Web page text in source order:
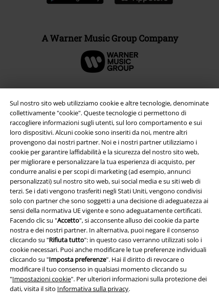
Sul nostro sito web utilizziamo cookie e altre tecnologie, denominate
collettivamente "cookie". Queste tecnologie ci permettono di
raccogliere informazioni sugli utenti, sul loro comportamento e sui
loro dispositivi. Alcuni cookie sono inseriti da noi, mentre altri
provengono dai nostri partner. Noi e i nostri partner utilizziamo i
cookie per garantire laffidabilità e la sicurezza del nostro sito web,
per migliorare e personalizzare la tua esperienza di acquisto, per
condurre analisi e per scopi di marketing (ad esempio, annunci
personalizzati) sul nostro sito web, sui social media e su siti web di
terzi. Se i dati vengono trasferiti negli Stati Uniti, vengono condivisi
solo con partner che sono soggetti a una decisione di adeguatezza ai
sensi della normativa UE vigente e sono adeguatamente certificati.
Facendo clic su "Accetto", si acconsente alluso dei cookie da parte
nostra e dei nostri partner. In alternativa, puoi negare il consenso
cliccando su "Rifiuta tutto": in questo caso verranno utilizzati solo i
cookie necessari. Puoi anche modificare le tue preferenze individuali
cliccando su "Imposta preferenze". Hai il diritto di revocare o
modificare il tuo consenso in qualsiasi momento cliccando su
"Impostazioni cookie". Per ulteriori informazioni sulla protezione dei
dati, visita il sito Informativa sulla privacy.
A Warner Music Group Company
Info legali
Termini & Condizioni
Redazione
Legge sulla Privacy
Smaltimento rifiuti e protezione dell’ambiente
Dichiarazione di Conformità